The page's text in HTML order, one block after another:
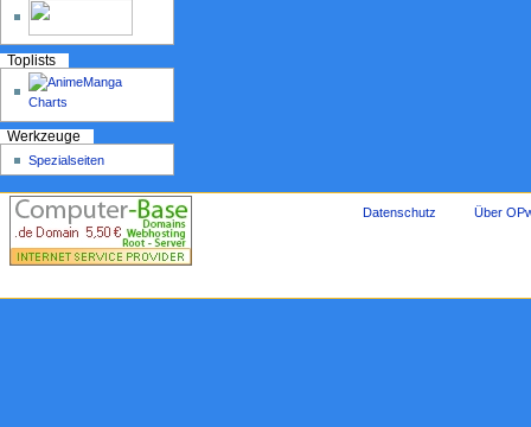
Toplists
Werkzeuge
Spezialseiten
Datenschutz Über